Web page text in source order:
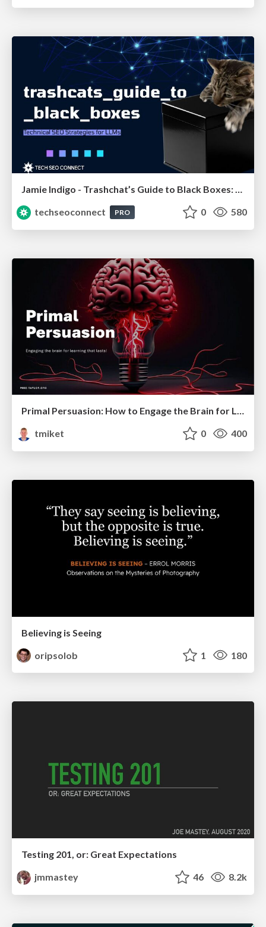
techseoconnect
PRO 0 580
Primal Persuasion: How to Engage the Brain for Learning That Lasts
tmiket
0 400
Believing is Seeing
oripsolob
1 180
Testing 201, or: Great Expectations
jmmastey
46 8.2k